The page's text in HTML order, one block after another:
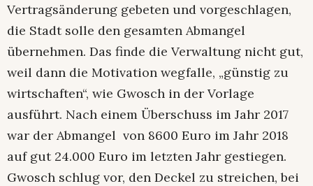
Vertragsänderung gebeten und vorgeschlagen,
die Stadt solle den gesamten Abmangel
übernehmen. Das finde die Verwaltung nicht gut,
weil dann die Motivation wegfalle, „günstig zu
wirtschaften“, wie Gwosch in der Vorlage
ausführt. Nach einem Überschuss im Jahr 2017
war der Abmangel von 8600 Euro im Jahr 2018
auf gut 24.000 Euro im letzten Jahr gestiegen.
Gwosch schlug vor, den Deckel zu streichen, bei